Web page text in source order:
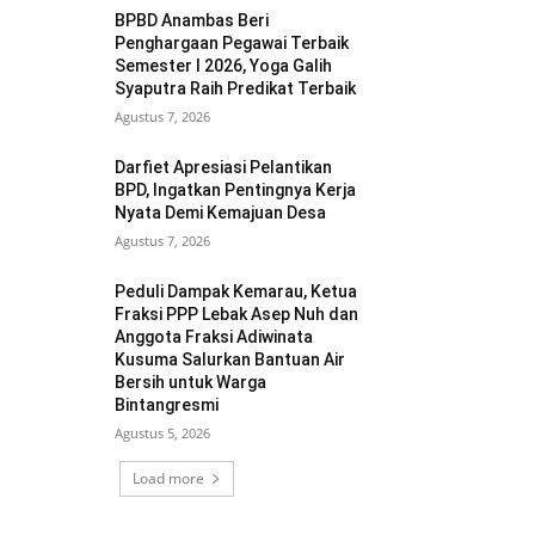
BPBD Anambas Beri
Penghargaan Pegawai Terbaik
Semester I 2026, Yoga Galih
Syaputra Raih Predikat Terbaik
Agustus 7, 2026
Darfiet Apresiasi Pelantikan
BPD, Ingatkan Pentingnya Kerja
Nyata Demi Kemajuan Desa
Agustus 7, 2026
Peduli Dampak Kemarau, Ketua
Fraksi PPP Lebak Asep Nuh dan
Anggota Fraksi Adiwinata
Kusuma Salurkan Bantuan Air
Bersih untuk Warga
Bintangresmi
Agustus 5, 2026
Load more